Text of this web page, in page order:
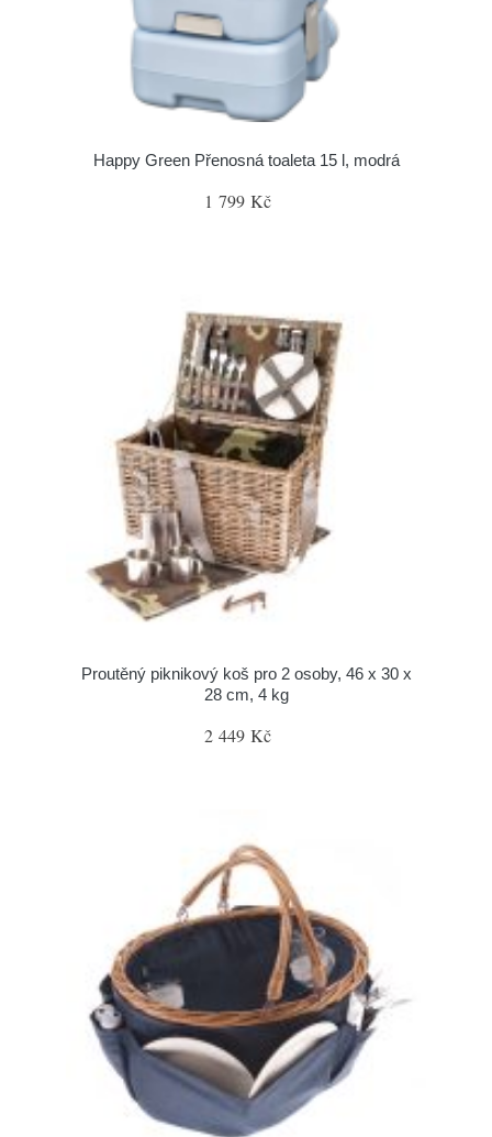
Happy Green Přenosná toaleta 15 l, modrá
1 799 Kč
Proutěný piknikový koš pro 2 osoby, 46 x 30 x
28 cm, 4 kg
2 449 Kč